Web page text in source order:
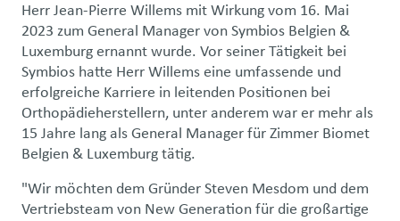
Herr Jean-Pierre Willems mit Wirkung vom 16. Mai
2023 zum General Manager von Symbios Belgien &
Luxemburg ernannt wurde. Vor seiner Tätigkeit bei
Symbios hatte Herr Willems eine umfassende und
erfolgreiche Karriere in leitenden Positionen bei
Orthopädieherstellern, unter anderem war er mehr als
15 Jahre lang als General Manager für Zimmer Biomet
Belgien & Luxemburg tätig.
"Wir möchten dem Gründer Steven Mesdom und dem
Vertriebsteam von New Generation für die großartige